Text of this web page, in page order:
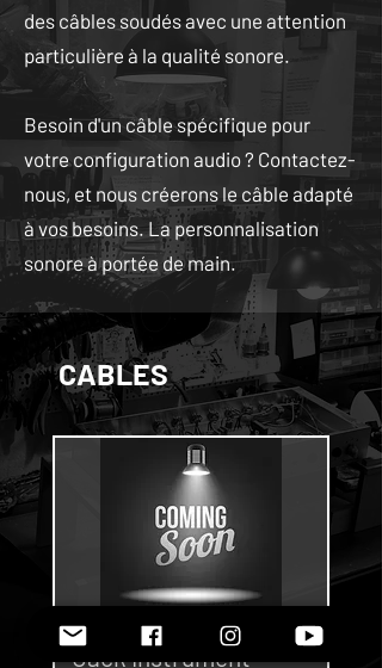
des câbles soudés avec une attention
particulière à la qualité sonore.
Besoin d'un câble spécifique pour
votre configuration audio ? Contactez-
nous, et nous créerons le câble adapté
à vos besoins. La personnalisation
sonore à portée de main.
CABLES
Jack Instrument